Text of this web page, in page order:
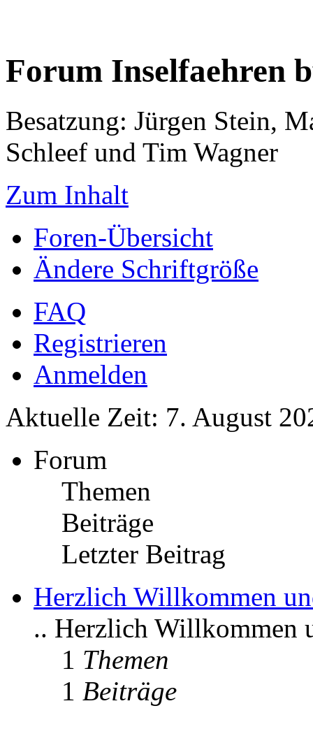
Forum Inselfaehren
Besatzung: Jürgen Stein,
Schleef und Tim Wagner
Zum Inhalt
Foren-Übersicht
Ändere Schriftgröße
FAQ
Registrieren
Anmelden
Aktuelle Zeit: 7. August
Forum
Themen
Beiträge
Letzter Beitrag
Herzlich Willkommen
.. Herzlich Willkommen
1 Themen
1 Beiträge